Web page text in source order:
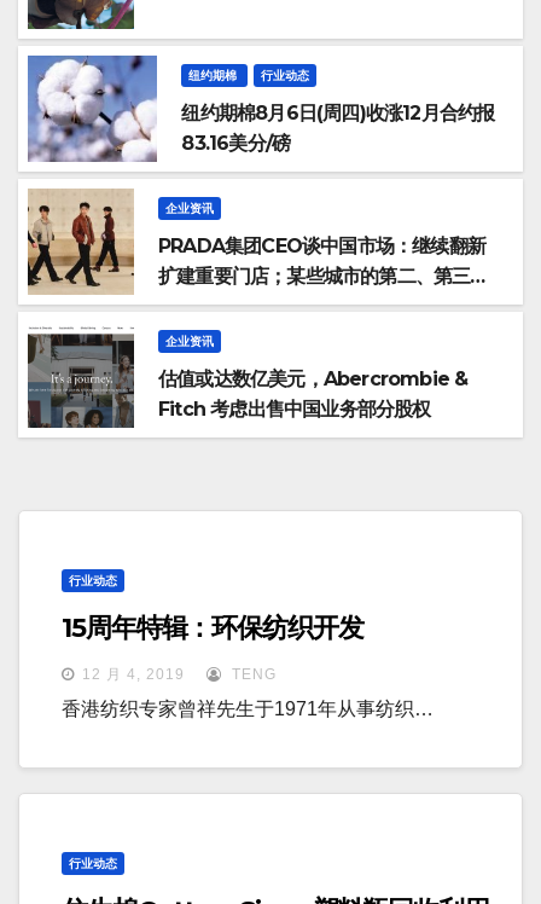
纽约期棉 行业动态
纽约期棉8月6日(周四)收涨12月合约报
83.16美分/磅
企业资讯
PRADA集团CEO谈中国市场：继续翻新
扩建重要门店；某些城市的第二、第三店
不再有价值
企业资讯
估值或达数亿美元，Abercrombie &
Fitch 考虑出售中国业务部分股权
行业动态
15周年特辑：环保纺织开发
12 月 4, 2019 TENG
香港纺织专家曾祥先生于1971年从事纺织…
行业动态